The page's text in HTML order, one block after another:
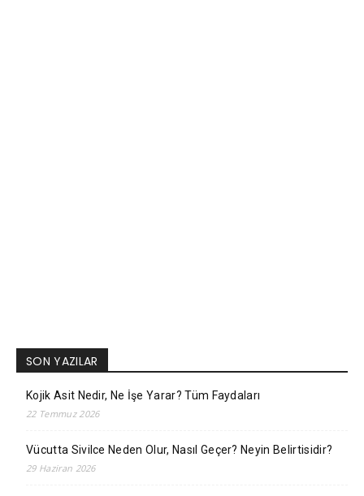
SON YAZILAR
Kojik Asit Nedir, Ne İşe Yarar? Tüm Faydaları
22 Temmuz 2026
Vücutta Sivilce Neden Olur, Nasıl Geçer? Neyin Belirtisidir?
29 Haziran 2026